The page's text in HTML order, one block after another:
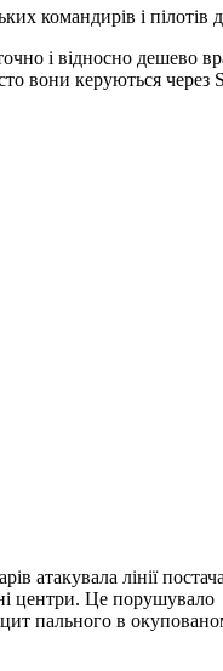
командирів і пілотів
і відносно дешево
вони керуються через
атакувала лінії
центри. Це порушувало
пального в